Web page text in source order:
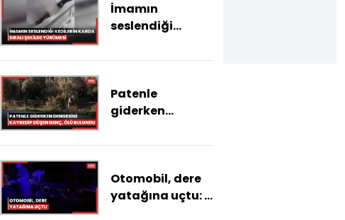
İmamın
seslendiği
sıralı şekilde
görüntülendi
Patenle
giderken
kaybedip düşen
bulundu
Otomobil, dere
yatağına uçtu: 1